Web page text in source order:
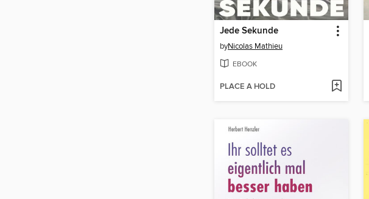
Jede Sekunde
byNicolas Mathieu
EBOOK
PLACE A HOLD